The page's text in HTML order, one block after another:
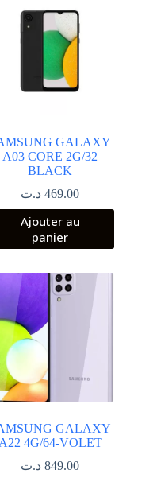
GALAXY
A03 CORE 2G/32
BLACK
469.00 د.ت
Ajouter au
panier
GALAXY
A22 4G/64-VOLET
849.00 د.ت